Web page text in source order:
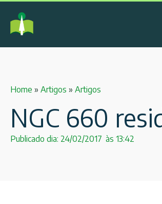
Home » Artigos » Artigos
NGC 660
Publicado dia: 24/02/2017 às 13:42